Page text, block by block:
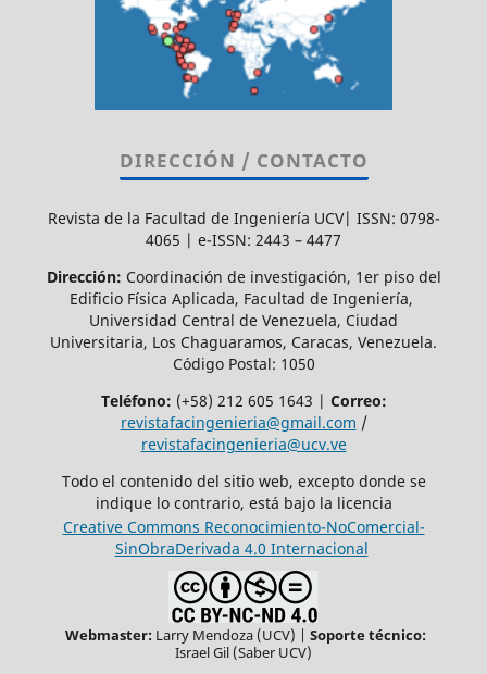
DIRECCIÓN / CONTACTO
Revista de la Facultad de Ingeniería UCV| ISSN: 0798-
4065 | e-ISSN: 2443 – 4477
Dirección: Coordinación de investigación, 1er piso del
Edificio Física Aplicada, Facultad de Ingeniería,
Universidad Central de Venezuela, Ciudad
Universitaria, Los Chaguaramos, Caracas, Venezuela.
Código Postal: 1050
Teléfono: (+58) 212 605 1643 | Correo:
revistafacingenieria@gmail.com /
revistafacingenieria@ucv.ve
Todo el contenido del sitio web, excepto donde se
indique lo contrario, está bajo la licencia
Creative Commons Reconocimiento-NoComercial-
SinObraDerivada 4.0 Internacional
Webmaster: Larry Mendoza (UCV) | Soporte técnico:
Israel Gil (Saber UCV)